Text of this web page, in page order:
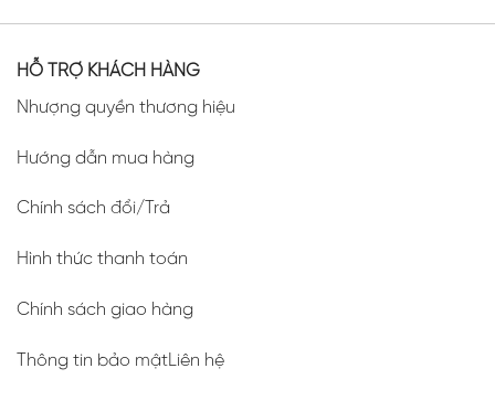
HỖ TRỢ KHÁCH HÀNG
Nhượng quyền thương hiệu
Hướng dẫn mua hàng
Chính sách đổi/Trả
Hình thức thanh toán
Chính sách giao hàng
Thông tin bảo mậtLiên hệ